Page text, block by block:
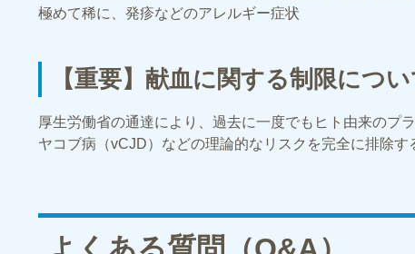
極めて稀に、発疹などのアレルギー症状
【重要】献血に関する制限につい
厚生労働省の通達により、過去に一度でもヒト由来のプ
ヤコブ病（vCJD）などの理論的なリスクを完全に排除